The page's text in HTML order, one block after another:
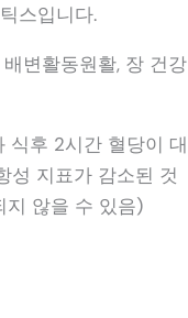
스입니다.
변활동원활, 장 건강
식후 2시간 혈당이 대
성 지표가 감소된 것
지 않을 수 있음)